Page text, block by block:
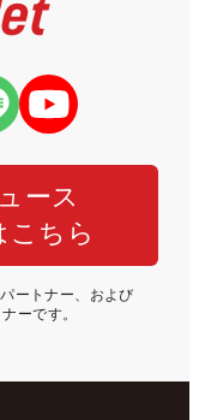
ース
こちら
ートナー、および
ーです。